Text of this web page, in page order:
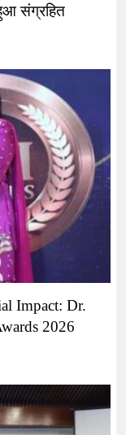
संग्रहित
Impact: Dr.
2026